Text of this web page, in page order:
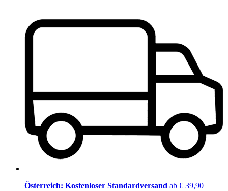
Österreich: Kostenloser Standardversand ab € 39,90